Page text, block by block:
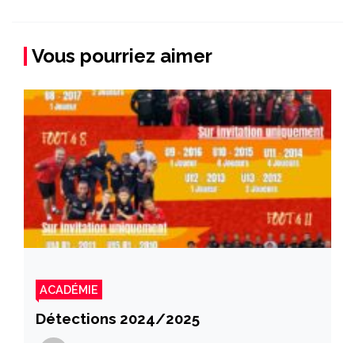
Vous pourriez aimer
ACADÉMIE
Détections 2024/2025